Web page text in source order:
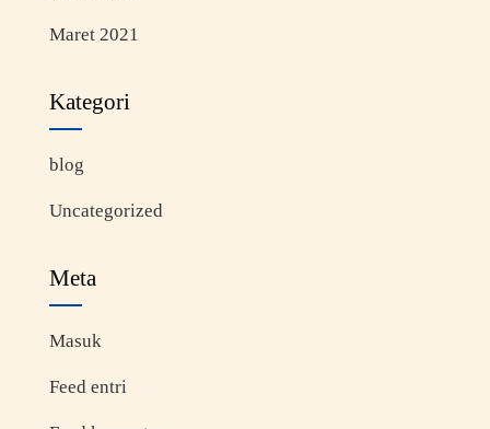
Maret 2021
Kategori
blog
Uncategorized
Meta
Masuk
Feed entri